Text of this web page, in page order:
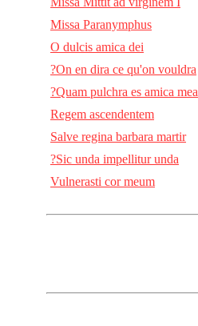
Missa Paranymphus
O dulcis amica dei
?On en dira ce qu'on vouldra
?Quam pulchra es amica mea
Regem ascendentem
Salve regina barbara martir
?Sic unda impellitur unda
Vulnerasti cor meum